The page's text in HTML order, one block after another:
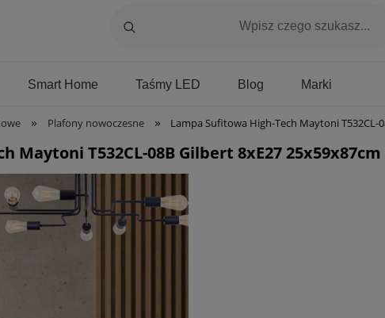
Smart Home Blog
Taśmy LED Marki
» Plafony nowoczesne » Lampa Sufitowa High-Tech Maytoni T532CL-
Maytoni T532CL-08B Gilbert 8xE27